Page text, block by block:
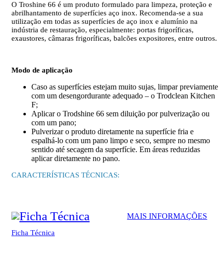
O Troshine 66 é um produto formulado para limpeza, proteção e
abrilhantamento de superfícies aço inox. Recomenda-se a sua
utilização em todas as superfícies de aço inox e alumínio na
indústria de restauração, especialmente: portas frigoríficas,
exaustores, câmaras frigoríficas, balcões expositores, entre outros.
Modo de aplicação
Caso as superfícies estejam muito sujas, limpar previamente
com um desengordurante adequado – o Trodclean Kitchen
F;
Aplicar o Trodshine 66 sem diluição por pulverização ou
com um pano;
Pulverizar o produto diretamente na superfície fria e
espalhá-lo com um pano limpo e seco, sempre no mesmo
sentido até secagem da superfície. Em áreas reduzidas
aplicar diretamente no pano.
CARACTERÍSTICAS TÉCNICAS:
Ficha Técnica
MAIS INFORMAÇÕES